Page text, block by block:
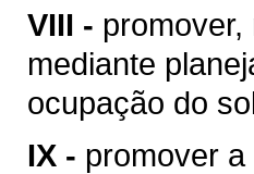
VIII -
mediante
ocupação do
IX - promover